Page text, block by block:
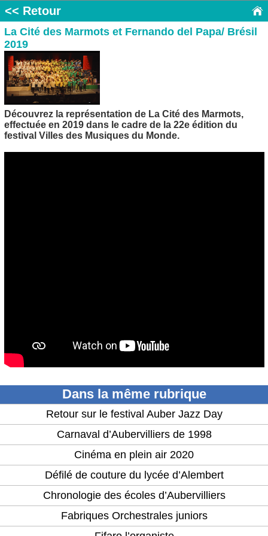
<< Retour
La Cité des Marmots et Fernando del Papa/ Brésil
2019
Découvrez la représentation de La Cité des Marmots,
effectuée en 2019 dans le cadre de la 22e édition du
festival Villes des Musiques du Monde.
Dans la même rubrique
Retour sur le festival Auber Jazz Day
Carnaval d’Aubervilliers de 1998
Cinéma en plein air 2020
Défilé de couture du lycée d’Alembert
Chronologie des écoles d’Aubervilliers
Fabriques Orchestrales juniors